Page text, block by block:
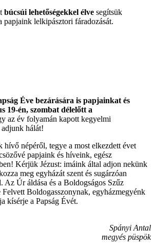
búcsúi lehetőségekkel élve segítsük
papjaink lelkipásztori fáradozását.
Éve bezárására is papjainkat és
19-én, szombat délelőtt a
az év folyamán kapott kegyelmi
hálát!
hívő népéről, tegye a most elkezdett évet
papjaink és híveink, egész
Kérjük Jézust: imáink által adjon nekünk
meg egyházát szent és sugárzóan
Az Úr áldása és a Boldogságos Szűz
Boldogasszonynak, egyházmegyénk
kísérje a Papság Évét.
Spányi Antal
megyés püspök